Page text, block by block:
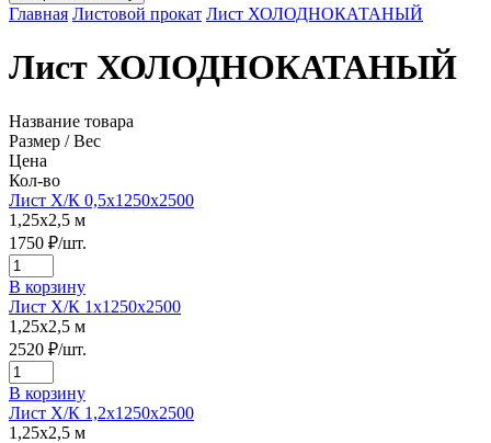
Главная Листовой прокат Лист ХОЛОДНОКАТАНЫЙ
Лист ХОЛОДНОКАТАНЫЙ
Название товара
Размер / Вес
Цена
Кол-во
Лист Х/К 0,5х1250х2500
1,25х2,5 м
1750 ₽/шт.
В корзину
Лист Х/К 1х1250х2500
1,25х2,5 м
2520 ₽/шт.
В корзину
Лист Х/К 1,2х1250х2500
1,25х2,5 м